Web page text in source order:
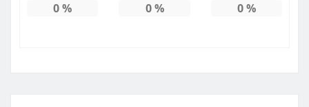
0% 0% 0%